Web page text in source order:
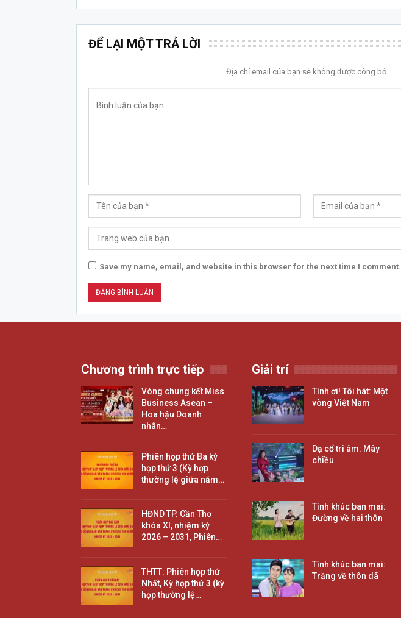
ĐỂ LẠI MỘT TRẢ LỜI
Địa chỉ email của bạn sẽ không được công bố.
Save my name, email, and website in this browser for the next time I comment.
Chương trình trực tiếp
Vòng chung kết Miss
Business Asean –
Hoa hậu Doanh
nhân…
Phiên họp thứ Ba kỳ
hợp thứ 3 (Kỳ hợp
thường lệ giữa năm…
HĐND TP. Cần Thơ
khóa XI, nhiệm kỳ
2026 – 2031, Phiên…
THTT: Phiên họp thứ
Nhất, Kỳ họp thứ 3 (kỳ
họp thường lệ…
Giải trí
Tình ơi! Tôi hát: Một
vòng Việt Nam
Dạ cổ tri âm: Mây
chiều
Tình khúc ban mai:
Đường về hai thôn
Tình khúc ban mai:
Trăng về thôn dã